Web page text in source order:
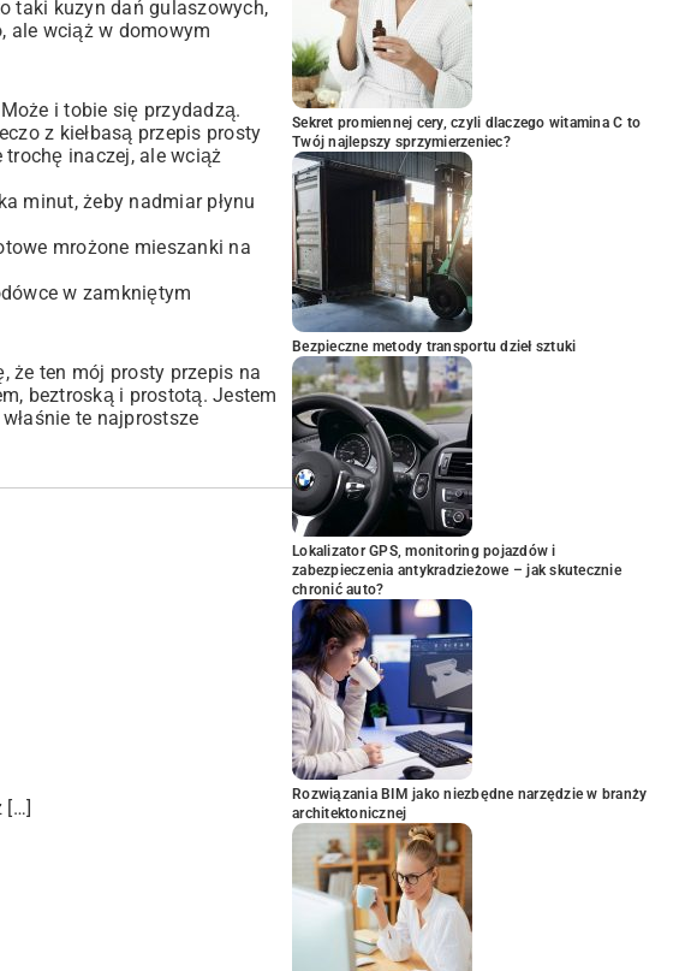
taki kuzyn dań gulaszowych,
ale wciąż w domowym
i tobie się przydadzą.
z kiełbasą przepis prosty
trochę inaczej, ale wciąż
minut, żeby nadmiar płynu
mrożone mieszanki na
w zamkniętym
że ten mój prosty przepis na
beztroską i prostotą. Jestem
te najprostsze
[…]
Sekret promiennej cery, czyli dlaczego witamina C to
Twój najlepszy sprzymierzeniec?
Bezpieczne metody transportu dzieł sztuki
Lokalizator GPS, monitoring pojazdów i
zabezpieczenia antykradzieżowe – jak skutecznie
chronić auto?
Rozwiązania BIM jako niezbędne narzędzie w branży
architektonicznej